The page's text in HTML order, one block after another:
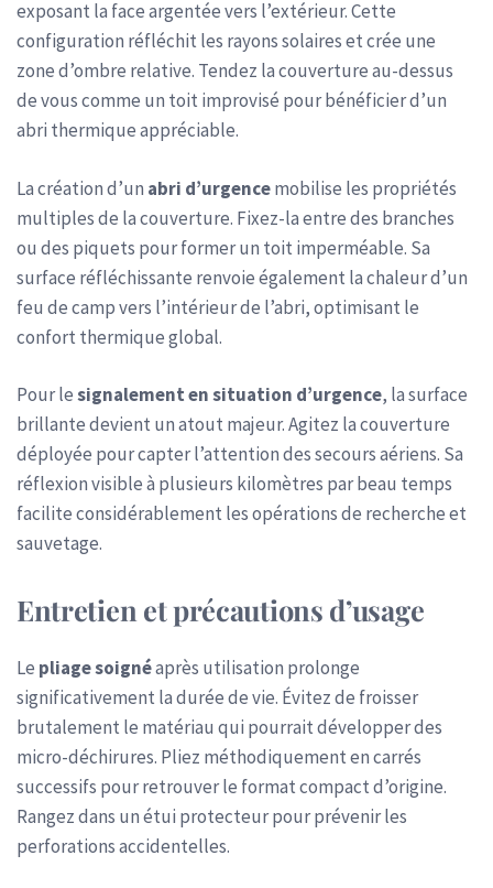
exposant la face argentée vers l’extérieur. Cette
configuration réfléchit les rayons solaires et crée une
zone d’ombre relative. Tendez la couverture au-dessus
de vous comme un toit improvisé pour bénéficier d’un
abri thermique appréciable.
La création d’un abri d’urgencemobilise les propriétés
multiples de la couverture. Fixez-la entre des branches
ou des piquets pour former un toit imperméable. Sa
surface réfléchissante renvoie également la chaleur d’un
feu de camp vers l’intérieur de l’abri, optimisant le
confort thermique global.
Pour lesignalement en situation d’urgence, la surface
brillante devient un atout majeur. Agitez la couverture
déployée pour capter l’attention des secours aériens. Sa
réflexion visible à plusieurs kilomètres par beau temps
facilite considérablement les opérations de recherche et
sauvetage.
Entretien et précautions d’usage
Le pliage soignéaprès utilisation prolonge
significativement la durée de vie. Évitez de froisser
brutalement le matériau qui pourrait développer des
micro-déchirures. Pliez méthodiquement en carrés
successifs pour retrouver le format compact d’origine.
Rangez dans un étui protecteur pour prévenir les
perforations accidentelles.